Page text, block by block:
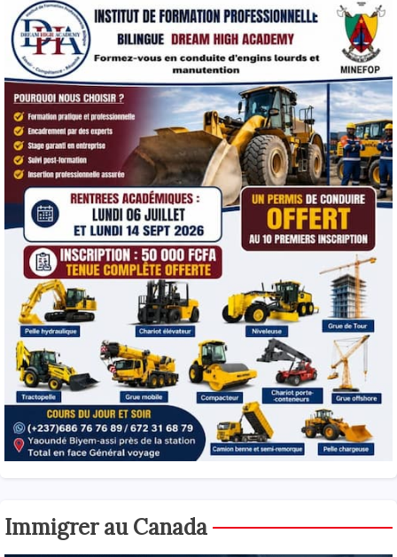
Immigrer au Canada